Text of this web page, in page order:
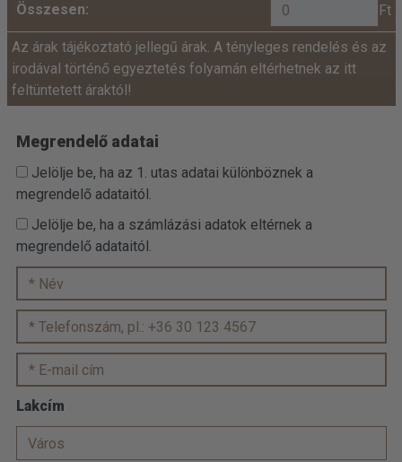
Összesen: Ft
Az árak tájékoztató jellegű árak. A tényleges rendelés és az
irodával történő egyeztetés folyamán eltérhetnek az itt
feltüntetett áraktól!
Megrendelő adatai
Jelölje be, ha az 1. utas adatai különböznek a
megrendelő adataitól.
Jelölje be, ha a számlázási adatok eltérnek a
megrendelő adataitól.
Lakcím